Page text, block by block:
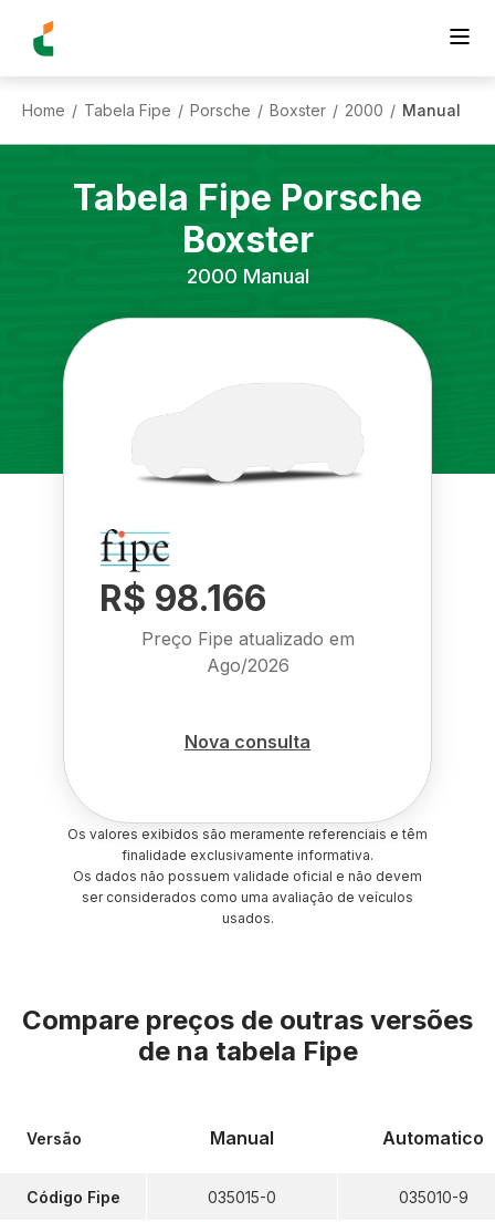
Home / Tabela Fipe / Porsche / Boxster / 2000 / Manual
Tabela Fipe Porsche
Boxster
2000 Manual
R$ 98.166
Preço Fipe atualizado em
Ago/2026
Nova consulta
Os valores exibidos são meramente referenciais e têm
finalidade exclusivamente informativa.
Os dados não possuem validade oficial e não devem
ser considerados como uma avaliação de veículos
usados.
Compare preços de outras versões
de na tabela Fipe
Versão
Código Fipe
Manual
035015-0
Automatico
035010-9